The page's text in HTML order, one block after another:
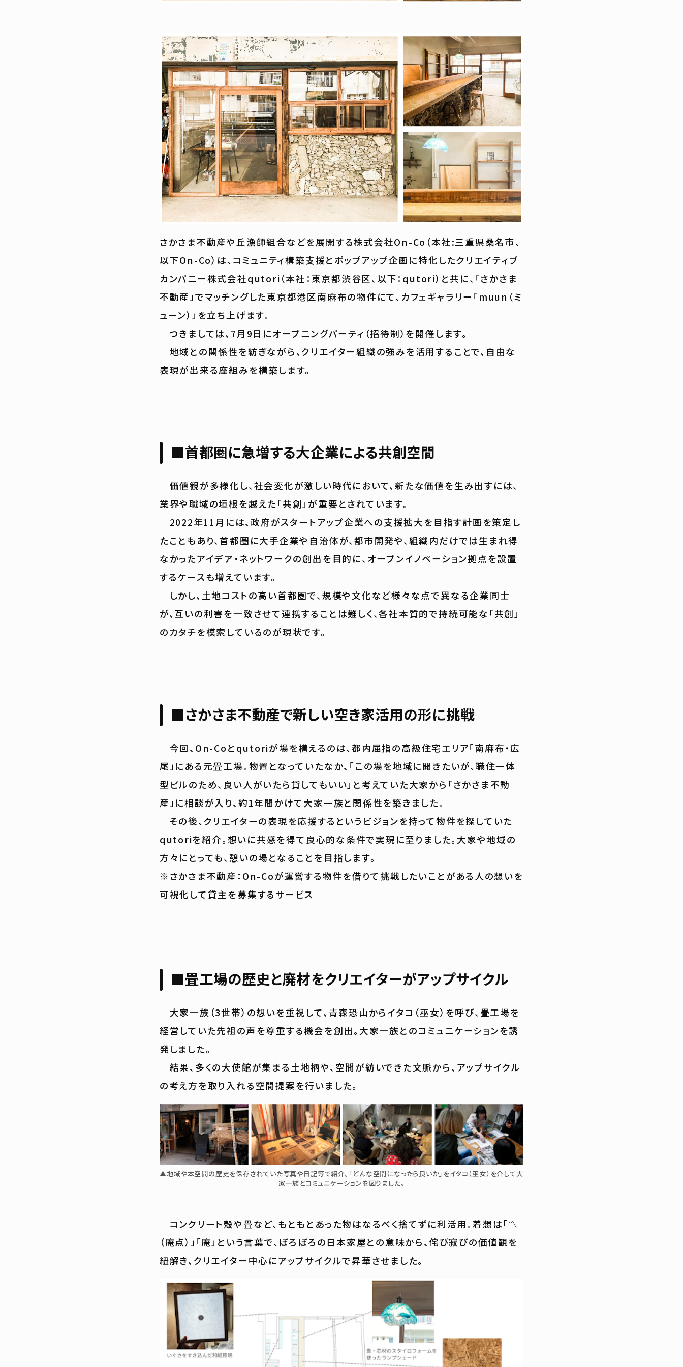
さかさま不動産や丘漁師組合などを展開する株式会社On-Co（本社:三重県桑名市、
以下On-Co）は、コミュニティ構築支援とポップアップ企画に特化したクリエイティブ
カンパニー株式会社qutori（本社：東京都渋谷区、以下：qutori）と共に、「さかさま
不動産」でマッチングした東京都港区南麻布の物件にて、カフェギャラリー「muun（ミ
ューン）」を立ち上げます。
つきましては、7月9日にオープニングパーティ（招待制）を開催します。
地域との関係性を紡ぎながら、クリエイター組織の強みを活用することで、自由な
表現が出来る座組みを構築します。
■首都圏に急増する大企業による共創空間
価値観が多様化し、社会変化が激しい時代において、新たな価値を生み出すには、
業界や職域の垣根を越えた「共創」が重要とされています。
2022年11月には、政府がスタートアップ企業への支援拡大を目指す計画を策定し
たこともあり、首都圏に大手企業や自治体が、都市開発や、組織内だけでは生まれ得
なかったアイデア・ネットワークの創出を目的に、オープンイノベーション拠点を設置
するケースも増えています。
しかし、土地コストの高い首都圏で、規模や文化など様々な点で異なる企業同士
が、互いの利害を一致させて連携することは難しく、各社本質的で持続可能な「共創」
のカタチを模索しているのが現状です。
■さかさま不動産で新しい空き家活用の形に挑戦
今回、On-Coとqutoriが場を構えるのは、都内屈指の高級住宅エリア「南麻布・広
尾」にある元畳工場。物置となっていたなか、「この場を地域に開きたいが、職住一体
型ビルのため、良い人がいたら貸してもいい」と考えていた大家から「さかさま不動
産」に相談が入り、約1年間かけて大家一族と関係性を築きました。
その後、クリエイターの表現を応援するというビジョンを持って物件を探していた
qutoriを紹介。想いに共感を得て良心的な条件で実現に至りました。大家や地域の
方々にとっても、憩いの場となることを目指します。
※さかさま不動産：On-Coが運営する物件を借りて挑戦したいことがある人の想いを
可視化して貸主を募集するサービス
■畳工場の歴史と廃材をクリエイターがアップサイクル
大家一族（3世帯）の想いを重視して、青森恐山からイタコ（巫女）を呼び、畳工場を
経営していた先祖の声を尊重する機会を創出。大家一族とのコミュニケーションを誘
発しました。
結果、多くの大使館が集まる土地柄や、空間が紡いできた文脈から、アップサイクル
の考え方を取り入れる空間提案を行いました。
▲地域や本空間の歴史を保存されていた写真や日記等で紹介。「どんな空間になったら良いか」をイタコ（巫女）を介して大
家一族とコミュニケーションを図りました。
コンクリート殻や畳など、もともとあった物はなるべく捨てずに利活用。着想は「〽︎
（庵点）」「庵」という言葉で、ぼろぼろの日本家屋との意味から、侘び寂びの価値観を
紐解き、クリエイター中心にアップサイクルで昇華させました。